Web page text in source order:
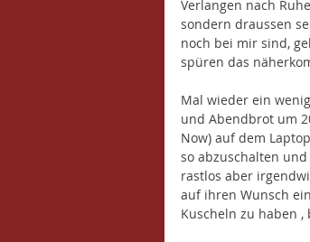
Verlangen nach
sondern draussen
noch bei mir sind,
spüren das
Mal wieder ein
und Abendbrot um
Now) auf dem
so abzuschalten
rastlos aber
auf ihren Wunsch
Kuscheln zu haben